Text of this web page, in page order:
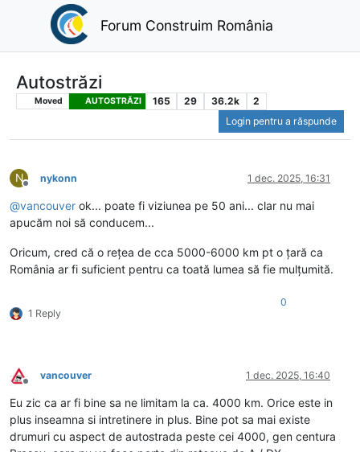
Forum Construim România
Autostrăzi
Moved AUTOSTRĂZI 165 29 36.2k
2
Login pentru a răspunde
N
Deconectat
nykonn 1 dec. 2025, 16:31
@vancouver ok... poate fi viziunea pe 50 ani... clar nu mai
apucăm noi să conducem...
Oricum, cred că o rețea de cca 5000-6000 km pt o țară ca
România ar fi suficient pentru ca toată lumea să fie mulțumită.
1 Reply
0
Deconectat
vancouver 1 dec. 2025, 16:40
Eu zic ca ar fi bine sa ne limitam la ca. 4000 km. Orice este in
plus inseamna si intretinere in plus. Bine pot sa mai existe
drumuri cu aspect de autostrada peste cei 4000, gen centura